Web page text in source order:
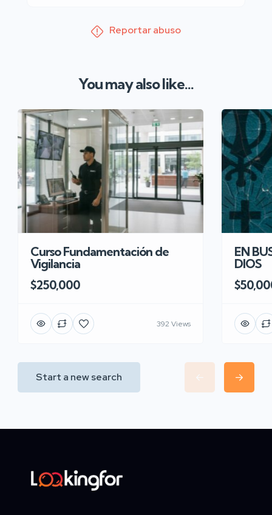
Reportar abuso
You may also like...
Curso Fundamentación de
Vigilancia
$250,000
392 Views
EN
DIOS
Start a new search